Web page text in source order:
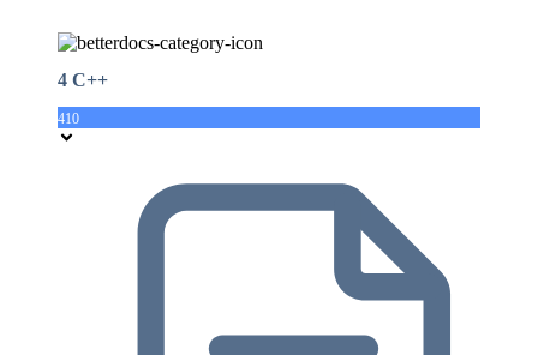
4 C++
410